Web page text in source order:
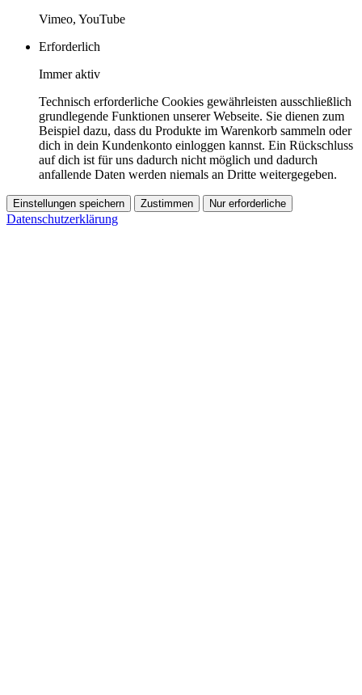
Vimeo, YouTube
Erforderlich
Immer aktiv
Technisch erforderliche Cookies gewährleisten ausschließlich
grundlegende Funktionen unserer Webseite. Sie dienen zum
Beispiel dazu, dass du Produkte im Warenkorb sammeln oder
dich in dein Kundenkonto einloggen kannst. Ein Rückschluss
auf dich ist für uns dadurch nicht möglich und dadurch
anfallende Daten werden niemals an Dritte weitergegeben.
Einstellungen speichern Zustimmen Nur erforderliche
Datenschutzerklärung